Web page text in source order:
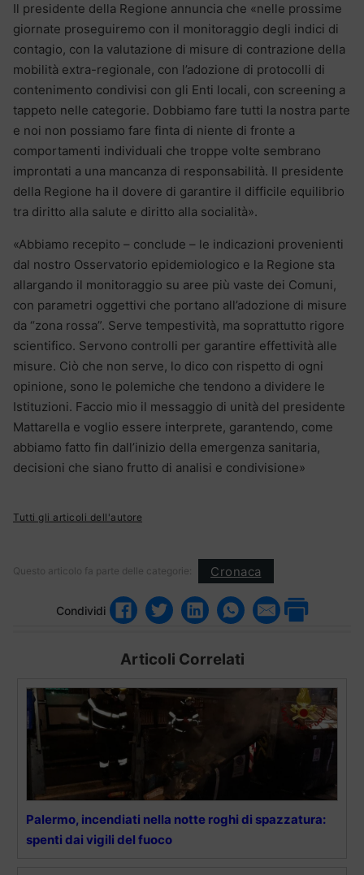
Il presidente della Regione annuncia che «nelle prossime
giornate proseguiremo con il monitoraggio degli indici di
contagio, con la valutazione di misure di contrazione della
mobilità extra-regionale, con l’adozione di protocolli di
contenimento condivisi con gli Enti locali, con screening a
tappeto nelle categorie. Dobbiamo fare tutti la nostra parte
e noi non possiamo fare finta di niente di fronte a
comportamenti individuali che troppe volte sembrano
improntati a una mancanza di responsabilità. Il presidente
della Regione ha il dovere di garantire il difficile equilibrio
tra diritto alla salute e diritto alla socialità».
«Abbiamo recepito – conclude – le indicazioni provenienti
dal nostro Osservatorio epidemiologico e la Regione sta
allargando il monitoraggio su aree più vaste dei Comuni,
con parametri oggettivi che portano all’adozione di misure
da “zona rossa”. Serve tempestività, ma soprattutto rigore
scientifico. Servono controlli per garantire effettività alle
misure. Ciò che non serve, lo dico con rispetto di ogni
opinione, sono le polemiche che tendono a dividere le
Istituzioni. Faccio mio il messaggio di unità del presidente
Mattarella e voglio essere interprete, garantendo, come
abbiamo fatto fin dall’inizio della emergenza sanitaria,
decisioni che siano frutto di analisi e condivisione»
Tutti gli articoli dell'autore
Questo articolo fa parte delle categorie: Cronaca
Condividi
Articoli Correlati
Palermo, incendiati nella notte roghi di spazzatura:
spenti dai vigili del fuoco